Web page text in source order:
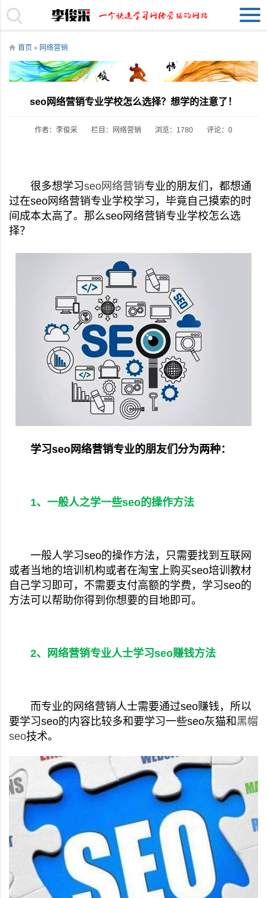
首页 » 网络营销
seo网络营销专业学校怎么选择？想学的注意了！
作者：李俊采 栏目： 网络营销 浏览：1780 评论：0
很多想学习seo网络营销专业的朋友们，都想通
过在seo网络营销专业学校学习，毕竟自己摸索的时
间成本太高了。那么seo网络营销专业学校怎么选
择？
学习seo网络营销专业的朋友们分为两种：
1、一般人之学一些seo的操作方法
一般人学习seo的操作方法，只需要找到互联网
或者当地的培训机构或者在淘宝上购买seo培训教材
自己学习即可，不需要支付高额的学费，学习seo的
方法可以帮助你得到你想要的目地即可。
2、网络营销专业人士学习seo赚钱方法
而专业的网络营销人士需要通过seo赚钱，所以
要学习seo的内容比较多和要学习一些seo灰猫和 黑帽
seo技术。